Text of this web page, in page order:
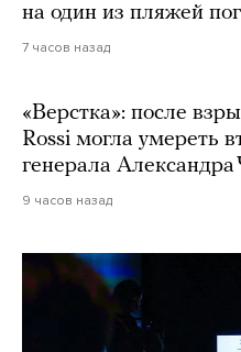
на один из пляжей
7 часов назад
«Верстка»: после
Rossi могла умереть
генерала Александра
9 часов назад